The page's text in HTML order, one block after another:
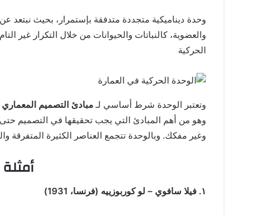
وحدة ديناميكية متجددة متدفقة بإستمرار، بحيث نبتعد
والعضوية، كالنباتات والحيوانات من خلال التكرار غير
الحركية
وتعتبر الوحدة شرط أساسي لـ مبادئ التصميم المعماري
وهو من أهم المبادئ التي يجب تحقيقها في التصميم
وغير مفكك. وبالوحدة تتجمع العناصر الكثيرة المتفرقة
١. فيلا سافوي – لو كوربوزييه (فرنسا، 1931)